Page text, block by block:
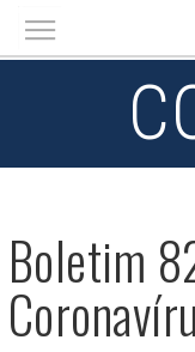
Main menu
Boletim